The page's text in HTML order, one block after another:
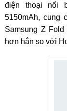
điện thoại nổi
5150mAh, cung
Samsung Z
hơn hẳn so với